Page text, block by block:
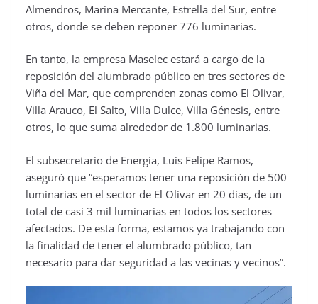
Almendros, Marina Mercante, Estrella del Sur, entre
otros, donde se deben reponer 776 luminarias.
En tanto, la empresa Maselec estará a cargo de la
reposición del alumbrado público en tres sectores de
Viña del Mar, que comprenden zonas como El Olivar,
Villa Arauco, El Salto, Villa Dulce, Villa Génesis, entre
otros, lo que suma alrededor de 1.800 luminarias.
El subsecretario de Energía, Luis Felipe Ramos,
aseguró que “esperamos tener una reposición de 500
luminarias en el sector de El Olivar en 20 días, de un
total de casi 3 mil luminarias en todos los sectores
afectados. De esta forma, estamos ya trabajando con
la finalidad de tener el alumbrado público, tan
necesario para dar seguridad a las vecinas y vecinos”.